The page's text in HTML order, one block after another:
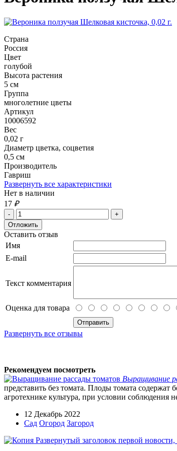
Страна
Россия
Цвет
голубой
Высота растения
5 см
Группа
многолетние цветы
Артикул
10006592
Вес
0,02 г
Диаметр цветка, соцветия
0,5 см
Производитель
Гавриш
Развернуть все характеристики
Нет в наличии
17 ₽
Оставить отзыв
Имя
E-mail
Текст комментария
Оценка для товара
Развернуть все отзывы
Рекомендуем посмотреть
Выращивание
представить без томата. Плоды томата
агротехнике культура, при условии соблюдения
12 Декабрь 2022
Сад Огород Загород